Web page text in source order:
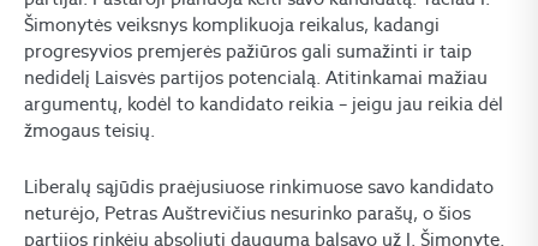
Šimonytės veiksnys komplikuoja reikalus, kadangi
progresyvios premjerės pažiūros gali sumažinti ir taip
nedidelį Laisvės partijos potencialą. Atitinkamai mažiau
argumentų, kodėl to kandidato reikia – jeigu jau reikia dėl
žmogaus teisių.
Liberalų sąjūdis praėjusiuose rinkimuose savo kandidato
neturėjo, Petras Auštrevičius nesurinko parašų, o šios
partijos rinkėjų absoliuti dauguma balsavo už I. Šimonytę.